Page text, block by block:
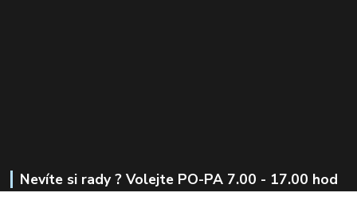
Nevíte si rady ? Volejte PO-PA 7.00 - 17.00 hod